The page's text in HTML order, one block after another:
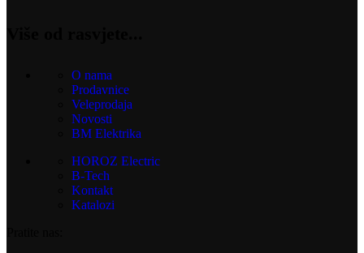
O nama
Prodavnice
Veleprodaja
Novosti
BM Elektrika
HOROZ Electric
B-Tech
Kontakt
Katalozi